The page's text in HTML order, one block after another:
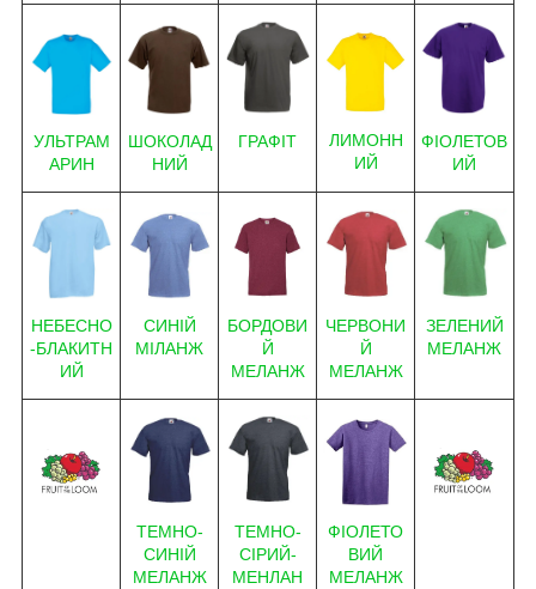
УЛЬТРАМ
АРИН
ШОКОЛАД
НИЙ
ГРАФІТ
ЛИМОНН
ИЙ
ФІОЛЕТОВ
ИЙ
НЕБЕСНО
-БЛАКИТН
ИЙ
СИНІЙ
МІЛАНЖ
БОРДОВИ
Й
МЕЛАНЖ
ЧЕРВОНИ
Й
МЕЛАНЖ
ЗЕЛЕНИЙ
МЕЛАНЖ
ТЕМНО-
СИНІЙ
МЕЛАНЖ
ТЕМНО-
СІРИЙ-
МЕНЛАН
ФІОЛЕТО
ВИЙ
МЕЛАНЖ